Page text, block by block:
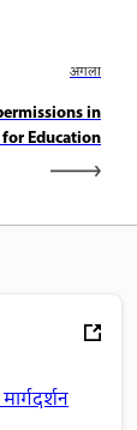
अगला
in
Education